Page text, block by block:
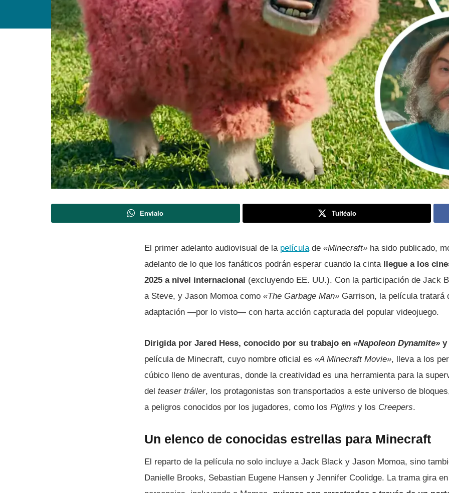
Envíalo Tuitéalo
El primer adelanto audiovisual de la películade «Minecraft» ha sido publicado,
adelanto de lo que los fanáticos podrán esperar cuando la cinta
llegue a los
2025 a nivel internacional (excluyendo EE. UU.). Con la participación de Jack
a Steve, y Jason Momoa como «The Garbage Man» Garrison, la película tratará
adaptación —por lo visto— con harta acción capturada del popular videojuego.
Dirigida por Jared Hess, conocido por su trabajo en «Napoleon Dynamite» y
película de Minecraft, cuyo nombre oficial es «A Minecraft Movie», lleva a los
cúbico lleno de aventuras, donde la creatividad es una herramienta para la
del teaser tráiler, los protagonistas son transportados a este universo de
a peligros conocidos por los jugadores, como los Piglins y los Creepers.
Un elenco de conocidas estrellas para Minecraft
El reparto de la película no solo incluye a Jack Black y Jason Momoa, sino
Danielle Brooks, Sebastian Eugene Hansen y Jennifer Coolidge. La trama gira